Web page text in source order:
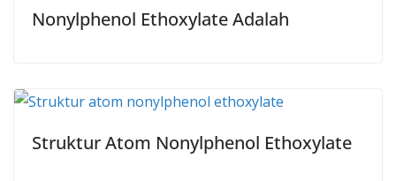
Nonylphenol Ethoxylate Adalah
Struktur Atom Nonylphenol Ethoxylate